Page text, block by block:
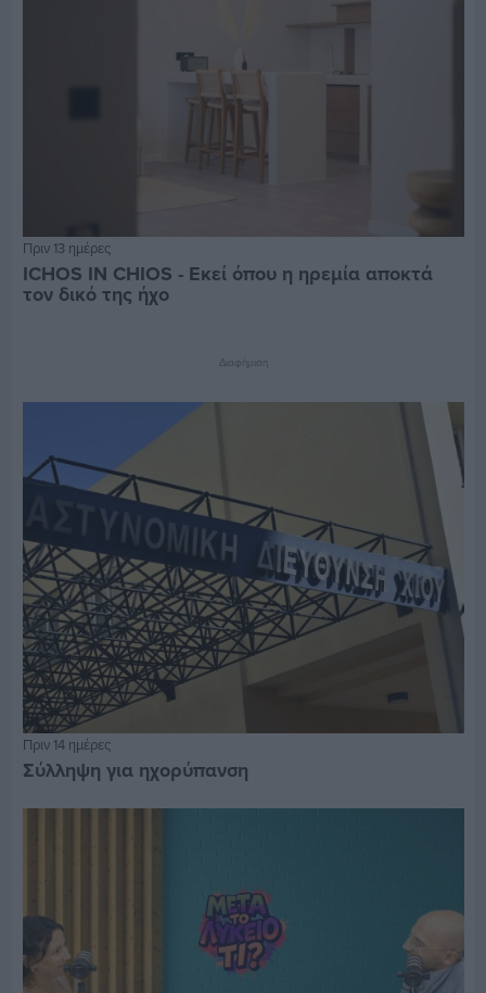
Πριν 13 ημέρες
ICHOS IN CHIOS - Εκεί όπου η ηρεμία αποκτά
τον δικό της ήχο
Διαφήμιση
Πριν 14 ημέρες
Σύλληψη για ηχορύπανση